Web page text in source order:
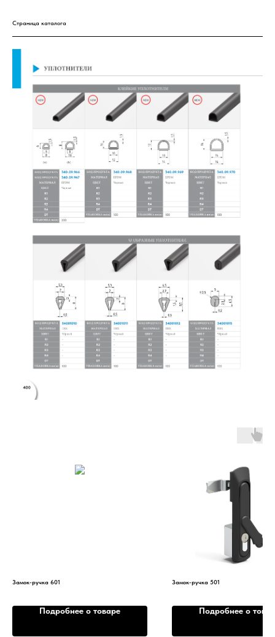
Страница каталога
Замок-ручка 601
Подробнее о товаре
Замок-ручка 501
Подробнее о